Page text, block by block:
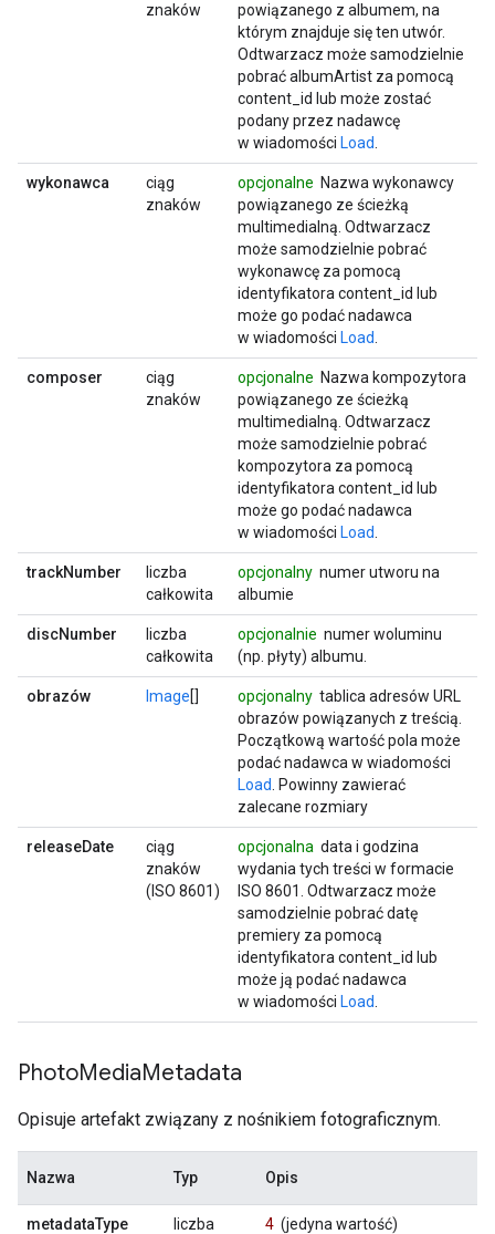
znaków
powiązanego z albumem, na
którym znajduje się ten utwór.
Odtwarzacz może samodzielnie
pobrać albumArtist za pomocą
content_id lub może zostać
podany przez nadawcę
w wiadomości Load
wykonawca
ciąg
znaków
opcjonalne Nazwa wykonawcy
powiązanego ze ścieżką
multimedialną. Odtwarzacz
może samodzielnie pobrać
wykonawcę za pomocą
identyfikatora content_id lub
może go podać nadawca
w wiadomości Load
composer
ciąg
znaków
opcjonalne Nazwa kompozytora
powiązanego ze ścieżką
multimedialną. Odtwarzacz
może samodzielnie pobrać
kompozytora za pomocą
identyfikatora content_id lub
może go podać nadawca
w wiadomości Load
trackNumber
liczba
całkowita
opcjonalny numer utworu na
albumie
discNumber
liczba
całkowita
opcjonalnie numer woluminu
(np. płyty) albumu.
obrazów Image[] opcjonalny tablica adresów URL
obrazów powiązanych z treścią.
Początkową wartość pola może
podać nadawca w wiadomości
Load
. Powinny zawierać
zalecane rozmiary
releaseDate
ciąg
znaków
(ISO 8601)
opcjonalna data i godzina
wydania tych treści w formacie
ISO 8601. Odtwarzacz może
samodzielnie pobrać datę
premiery za pomocą
identyfikatora content_id lub
może ją podać nadawca
w wiadomości Load
PhotoMediaMetadata
Opisuje artefakt związany z nośnikiem fotograficznym.
Nazwa Typ Opis
metadataType
liczba
4 (jedyna wartość)